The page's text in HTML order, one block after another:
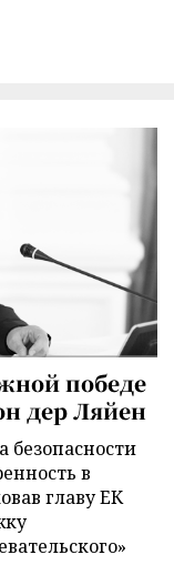
победе
дер Ляйен
безопасности
в
главу ЕК